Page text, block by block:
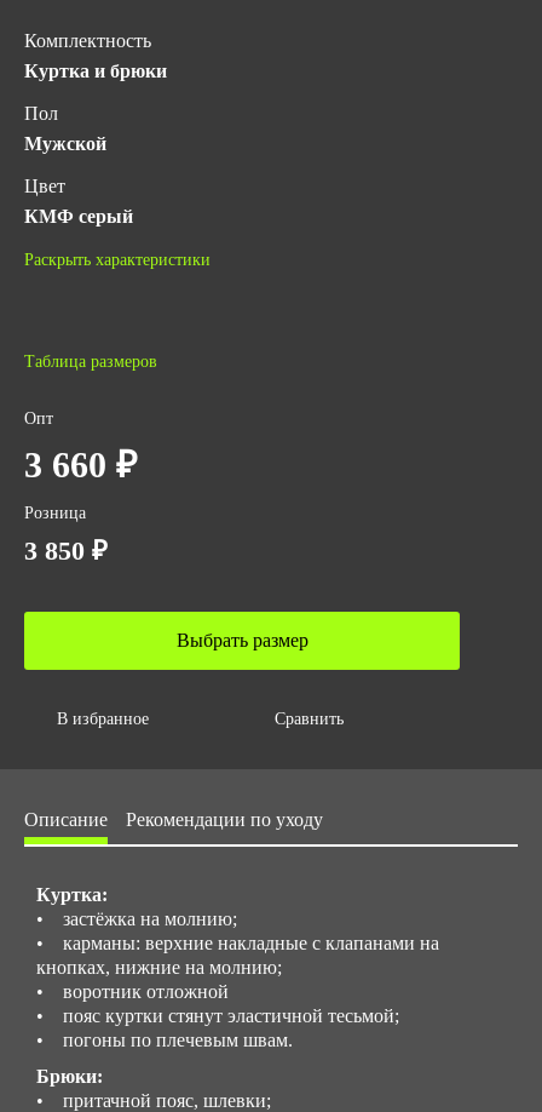
Комплектность
Куртка и брюки
Пол
Мужской
Цвет
КМФ серый
Состав ткани
5 лет с даты изготовления (при соблюдении условий
Защитные свойства
Водоотталкивающая отделка
От общ. произв
Защита от истирания
ГОСТ
Количество в упаковке
1
Вес за ед,кг
0.005
0.005
Размер/ рост
с 48 до 62 / с 170 до 188
Раскрыть характеристики
Таблица размеров
Опт
3 660 ₽
Розница
3 850 ₽
Выбрать размер
В избранное Сравнить
Описание Рекомендации по уходу
Куртка:
• застёжка на молнию;
• карманы: верхние накладные с клапанами на
кнопках, нижние на молнию;
• воротник отложной
• пояс куртки стянут эластичной тесьмой;
• погоны по плечевым швам.
Брюки:
• притачной пояс, шлевки;